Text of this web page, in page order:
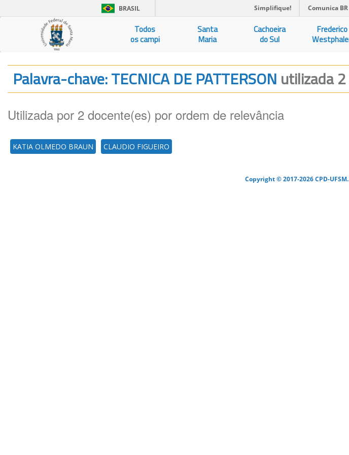
BRASIL Simplifique! Comunica BR
Todos
os campi
Santa
Maria
Cachoeira
do Sul
Frederico
Palavra-chave: TECNICA DE PATTERSON utilizada
Utilizada por 2 docente(es) por ordem de relevância
KATIA OLMEDO BRAUN CLAUDIO FIGUEIRO
Copyright © 2017-2026 CPD-